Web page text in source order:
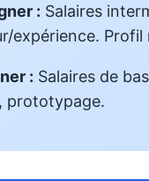
: Salaires
expérience.
: Salaires de
prototypage.